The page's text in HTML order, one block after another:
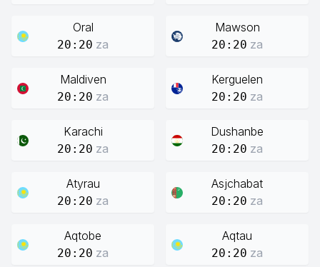
Oral
20:20 za
Mawson
20:20 za
Maldiven
20:20 za
Kerguelen
20:20 za
Karachi
20:20 za
Dushanbe
20:20 za
Atyrau
20:20 za
Asjchabat
20:20 za
Aqtobe
20:20 za
Aqtau
20:20 za